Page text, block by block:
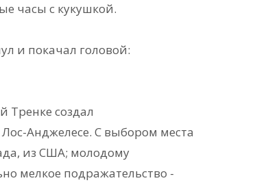
часы с кукушкой.
и покачал головой:
Тренке создал
Анджелесе. С выбором места
из США; молодому
мелкое подражательство -